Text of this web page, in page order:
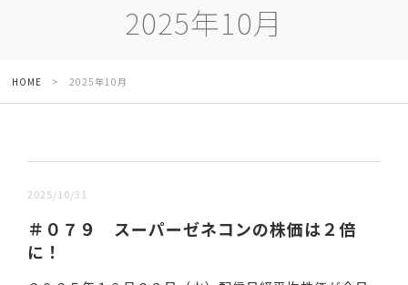
2025年10月
HOME > 2025年10月
2025/10/31
＃０７９ スーパーゼネコンの株価は２倍
に！